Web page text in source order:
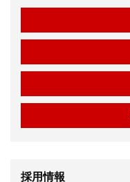
採用情報